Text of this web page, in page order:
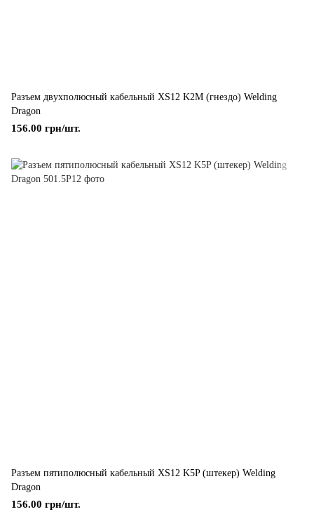
Разъем двухполюсный кабельный ХS12 K2M (гнездо) Welding
Dragon
156.00 грн/шт.
Разъем пятиполюсный кабельный XS12 K5P (штекер) Welding
Dragon
156.00 грн/шт.